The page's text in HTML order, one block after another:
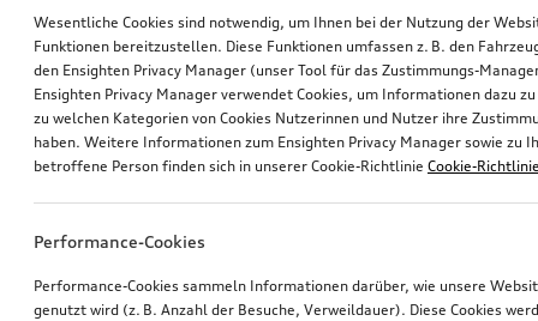
Wesentliche Cookies sind notwendig, um Ihnen bei der Nutzung der
Funktionen bereitzustellen. Diese Funktionen umfassen z. B. den
den Ensighten Privacy Manager (unser Tool für das Zustimmungs-
Ensighten Privacy Manager verwendet Cookies, um Informationen dazu
zu welchen Kategorien von Cookies Nutzerinnen und Nutzer ihre
haben. Weitere Informationen zum Ensighten Privacy Manager sowie zu
betroffene Person finden sich in unserer Cookie-Richtlinie Cookie-
Performance-Cookies
Performance-Cookies sammeln Informationen darüber, wie unsere
genutzt wird (z. B. Anzahl der Besuche, Verweildauer). Diese Cookies